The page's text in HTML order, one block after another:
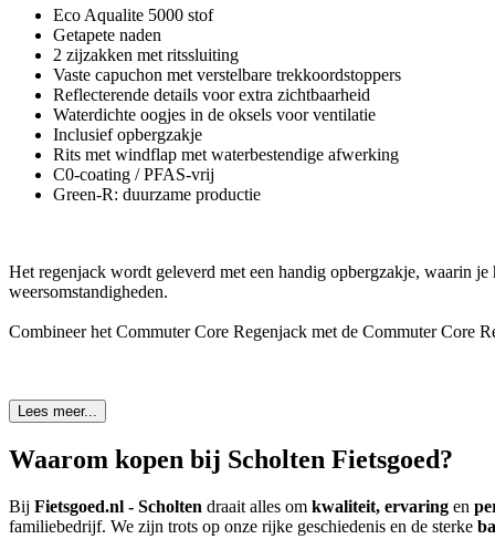
Eco Aqualite 5000 stof
Getapete naden
2 zijzakken met ritssluiting
Vaste capuchon met verstelbare trekkoordstoppers
Reflecterende details voor extra zichtbaarheid
Waterdichte oogjes in de oksels voor ventilatie
Inclusief opbergzakje
Rits met windflap met waterbestendige afwerking
C0-coating / PFAS-vrij
Green-R: duurzame productie
Het regenjack wordt geleverd met een handig opbergzakje, waarin
weersomstandigheden.
Combineer het Commuter Core Regenjack met de Commuter Core
Lees meer...
Waarom kopen bij Scholten Fietsgoed?
Bij Fietsgoed.nl - Scholten draait alles om kwaliteit, ervaring en
familiebedrijf. We zijn trots op onze rijke geschiedenis en de sterke